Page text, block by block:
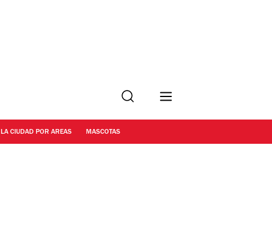
Buscar
LA CIUDAD POR AREAS MASCOTAS